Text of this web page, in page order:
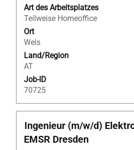
Art des Arbeitsplatzes
Teilweise Homeoffice
Ort
Wels
Land/Region
AT
Job-ID
70725
Stelleninformationen
vollständig
anzuzeigen.
Stellenbezeichnung
Ingenieur (m/w/d)
EMSR Dresden
Drücken
Sie
die